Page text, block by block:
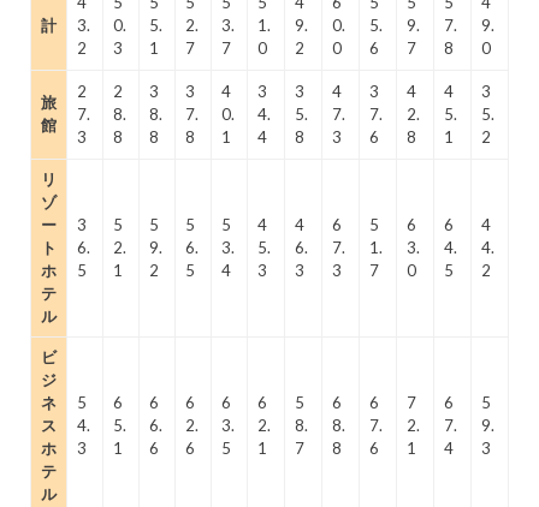
計
3.
2
0.
3
5.
1
2.
7
3.
7
1.
0
9.
2
0.
0
5.
6
9.
7
7.
8
9.
0
旅
館
2
7.
3
2
8.
8
3
8.
8
3
7.
8
4
0.
1
3
4.
4
3
5.
8
4
7.
3
3
7.
6
4
2.
8
4
5.
1
3
5.
2
リ
ゾ
ー
ト
ホ
テ
ル
3
6.
5
5
2.
1
5
9.
2
5
6.
5
5
3.
4
4
5.
3
4
6.
3
6
7.
3
5
1.
7
6
3.
0
6
4.
5
4
4.
2
ビ
ジ
ネ
ス
ホ
テ
ル
5
4.
3
6
5.
1
6
6.
6
6
2.
6
6
3.
5
6
2.
1
5
8.
7
6
8.
8
6
7.
6
7
2.
1
6
7.
4
5
9.
3